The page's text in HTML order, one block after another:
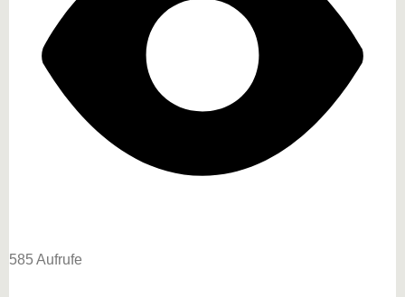
585 Aufrufe